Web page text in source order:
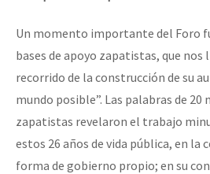
Un momento importante del Foro
bases de apoyo zapatistas, que nos
recorrido de la construcción de su
mundo posible”. Las palabras de 20
zapatistas revelaron el trabajo
estos 26 años de vida pública, en la
forma de gobierno propio; en su